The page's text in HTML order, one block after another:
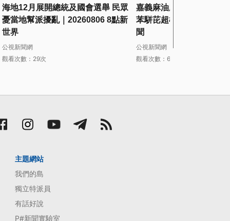
海地12月展開總統及國會選舉 民眾
憂當地幫派擾亂｜20260806 8點新
世界
公視新聞網
觀看次數：29次
嘉義麻油廠低溫焙炒苦茶
苯駢芘超標｜20260806
聞
公視新聞網
觀看次數：69次
主題網站
我們的島
獨立特派員
有話好說
P#新聞實驗室